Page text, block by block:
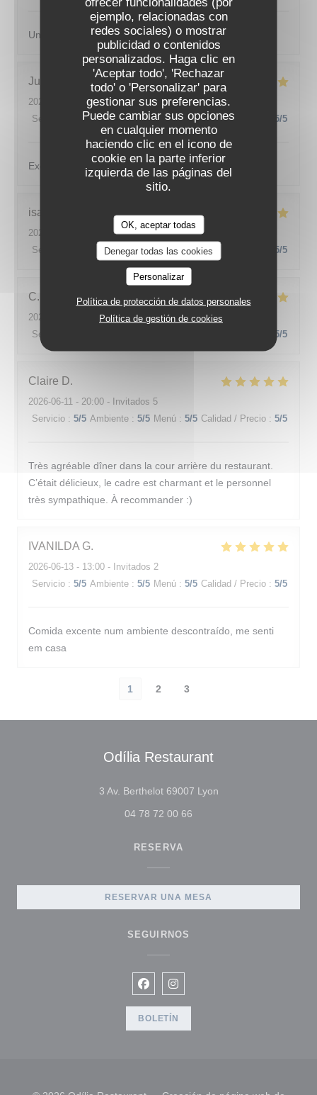
ejemplo, relacionadas con
redes sociales) o mostrar
publicidad o contenidos
personalizados. Haga clic en
'Aceptar todo', 'Rechazar
todo' o 'Personalizar' para
gestionar sus preferencias.
Puede cambiar sus opciones
en cualquier momento
haciendo clic en el icono de
cookie en la parte inferior
izquierda de las páginas del
sitio.
OK, aceptar todas
Denegar todas las cookies
Personalizar
Política de protección de datos personales
Política de gestión de cookies
Un lieu magnifique et une cuisine incroyable , merci.
Justin
2026-07-07
- 19:30 - Invitados 2
Servicio
/5 Ambiente: 5/5 Menú: 5/5 Calidad / Precio 5/5
Excellent et service très sympa
isa
2026-06-22
- 19:30 - Invitados 4
Servicio
Ambiente: 5/5 Menú: 5/5 Calidad / Precio 5/5
C
2026-06-18
- 19:30 - Invitados 2
Servicio
5/5
Claire D
2026-06-11 - 20:00 - Invitados 5
Servicio : 5/5 Ambiente : 5/5 Menú : 5/5 Calidad / Precio : 5/5
Très agréable dîner dans la cour arrière du restaurant.
C’était délicieux, le cadre est charmant et le personnel
très sympathique. À recommander :)
IVANILDA G
2026-06-13 - 13:00 - Invitados 2
Servicio : 5/5 Ambiente : 5/5 Menú : 5/5 Calidad / Precio : 5/5
Comida excente num ambiente descontraído, me senti
em casa
1 2 3
Odília Restaurant
3 Av. Berthelot 69007 Lyon((abre en una nueva
04 78 72 00 66
RESERVA
RESERVAR UNA MESA
SEGUIRNOS
Facebook ((abre en una nueva
Instagram ((abre en una
BOLETÍN
ODÍLIA RESTAURANT